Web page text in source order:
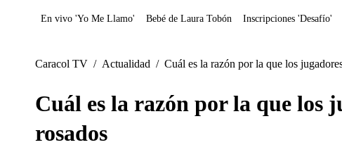
Juegos
En vivo 'Yo Me Llamo' Bebé de Laura Tobón Inscripciones 'Desafío'
Caracol TV / Actualidad / Cuál es la razón por la que los
Cuál es la razón por la que los
rosados